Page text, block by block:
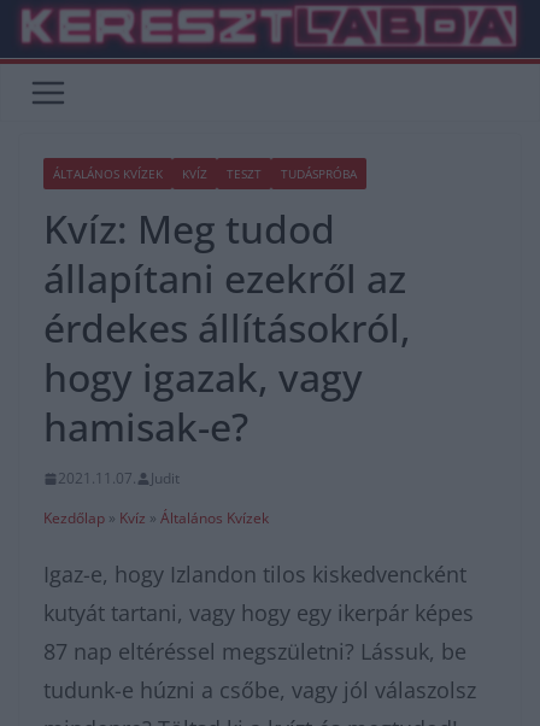
Skip
content
ÁLTALÁNOS KVÍZEK KVÍZ TESZT TUDÁSPRÓBA
Kvíz: Meg tudod
állapítani ezekről az
érdekes állításokról,
hogy igazak, vagy
hamisak-e?
2021.11.07.
Judit
Kezdőlap » Kvíz » Általános Kvízek
Igaz-e, hogy Izlandon tilos kiskedvencként
kutyát tartani, vagy hogy egy ikerpár képes
87 nap eltéréssel megszületni? Lássuk, be
tudunk-e húzni a csőbe, vagy jól válaszolsz